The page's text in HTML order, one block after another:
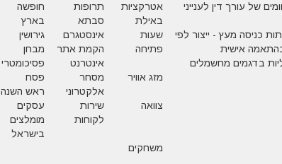
של עורך דין לענייני
כניסה מעץ - ייצור לפי
בהתאמה אישית
בדגמים מחשמלים
אטרקציות
באילת
תרופות
סבתא
חופשה
בארץ
שעות
פתיחה
אינסטגרם
גירושין
הקמת אתר
אינטרנט
מבחן
פסיכומטרי
מזג אוויר
מסחר
אלקטרוני
פסח
ראש השנה
צוואה
שירות
לקוחות
עסקים
מומלצים
בישראל
משחקים